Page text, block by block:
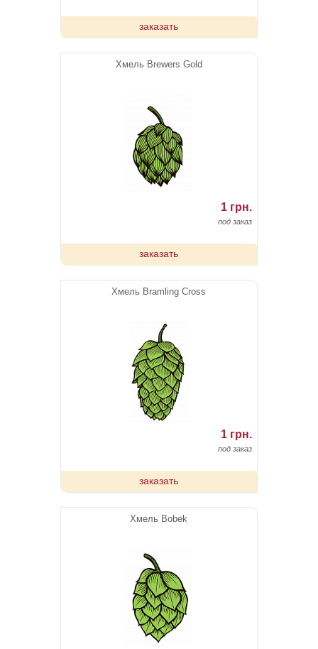
заказать
Хмель Brewers Gold
1 грн.
под заказ
заказать
Хмель Bramling Cross
1 грн.
под заказ
заказать
Хмель Bobek